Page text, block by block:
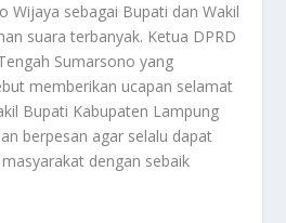
Wijaya sebagai Bupati dan Wakil
suara terbanyak. Ketua DPRD
Sumarsono yang
memberikan ucapan selamat
Bupati Kabupaten Lampung
berpesan agar selalu dapat
dengan sebaik